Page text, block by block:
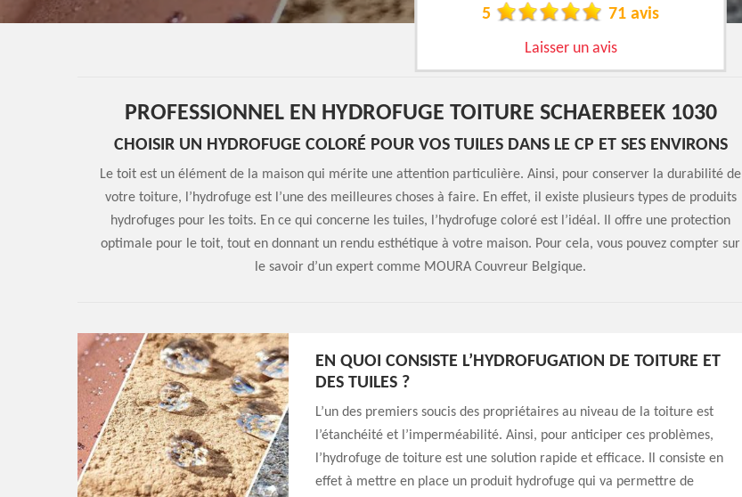
5 71 avis
Laisser un avis
PROFESSIONNEL EN HYDROFUGE TOITURE SCHAERBEEK 1030
CHOISIR UN HYDROFUGE COLORÉ POUR VOS TUILES DANS LE CP ET SES ENVIRONS
Le toit est un élément de la maison qui mérite une attention particulière. Ainsi, pour conserver la durabilité de
votre toiture, l’hydrofuge est l’une des meilleures choses à faire. En effet, il existe plusieurs types de produits
hydrofuges pour les toits. En ce qui concerne les tuiles, l’hydrofuge coloré est l’idéal. Il offre une protection
optimale pour le toit, tout en donnant un rendu esthétique à votre maison. Pour cela, vous pouvez compter sur
le savoir d’un expert comme MOURA Couvreur Belgique.
EN QUOI CONSISTE L’HYDROFUGATION DE TOITURE ET
DES TUILES ?
L’un des premiers soucis des propriétaires au niveau de la toiture est
l’étanchéité et l’imperméabilité. Ainsi, pour anticiper ces problèmes,
l’hydrofuge de toiture est une solution rapide et efficace. Il consiste en
effet à mettre en place un produit hydrofuge qui va permettre de